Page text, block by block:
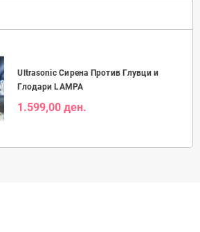
Ultrasonic Сирена Против Глувци и
Глодари LAMPA
1.599,00 ден.